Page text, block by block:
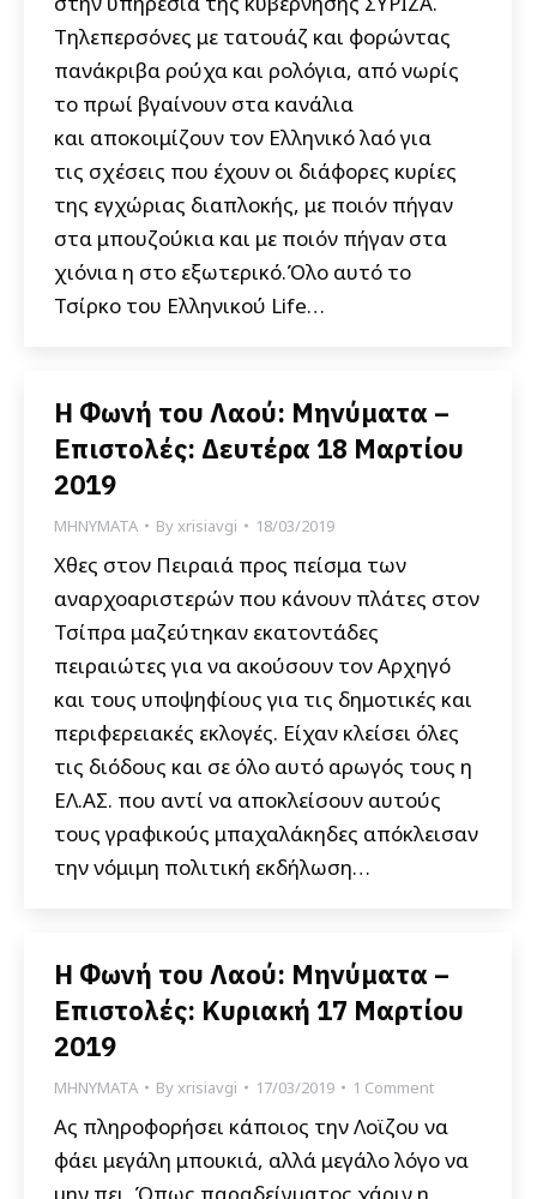
Τηλεπερσόνες με τατουάζ και φορώντας
πανάκριβα ρούχα και ρολόγια, από νωρίς
το πρωί βγαίνουν στα κανάλια
και αποκοιμίζουν τον Ελληνικό λαό για
τις σχέσεις που έχουν οι διάφορες κυρίες
της εγχώριας διαπλοκής, με ποιόν πήγαν
στα μπουζούκια και με ποιόν πήγαν στα
χιόνια η στο εξωτερικό.Όλο αυτό το
Τσίρκο του Ελληνικού Life…
Η Φωνή του Λαού: Μηνύματα –
Επιστολές: Δευτέρα 18 Μαρτίου
2019
ΜΗΝΥΜΑΤΑ Byxrisiavgi 18/03/2019
Χθες στον Πειραιά προς πείσμα των
αναρχοαριστερών που κάνουν πλάτες στον
Τσίπρα μαζεύτηκαν εκατοντάδες
πειραιώτες για να ακούσουν τον Αρχηγό
και τους υποψηφίους για τις δημοτικές και
περιφερειακές εκλογές. Είχαν κλείσει όλες
τις διόδους και σε όλο αυτό αρωγός τους η
ΕΛ.ΑΣ. που αντί να αποκλείσουν αυτούς
τους γραφικούς μπαχαλάκηδες απόκλεισαν
την νόμιμη πολιτική εκδήλωση…
Η Φωνή του Λαού: Μηνύματα –
Επιστολές: Κυριακή 17 Μαρτίου
2019
ΜΗΝΥΜΑΤΑ Byxrisiavgi 17/03/2019 1 Comment
Aς πληροφορήσει κάποιος την Λοϊζου να
φάει μεγάλη μπουκιά, αλλά μεγάλο λόγο να